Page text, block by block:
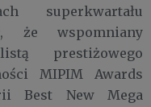
superkwartału
że wspomniany
prestiżowego
MIPIM Awards
Best New Mega